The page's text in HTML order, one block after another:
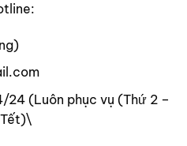
24 (Luôn phục vụ (Thứ 2 –